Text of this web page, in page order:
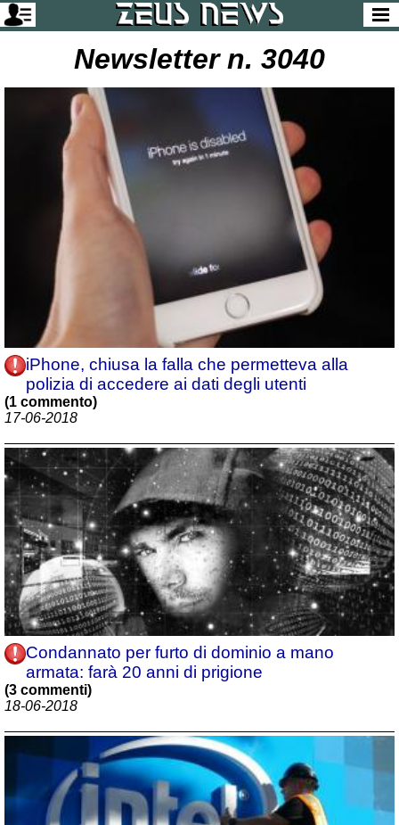
Newsletter n. 3040
iPhone, chiusa la falla che permetteva alla
polizia di accedere ai dati degli utenti
(1 commento)
17-06-2018
Condannato per furto di dominio a mano
armata: farà 20 anni di prigione
(3 commenti)
18-06-2018